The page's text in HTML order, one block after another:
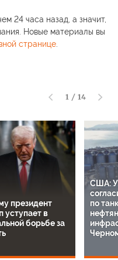
24 часа назад, а значит,
Новые материалы вы
странице.
1 / 14
президент
уступает в
борьбе за
США:
по